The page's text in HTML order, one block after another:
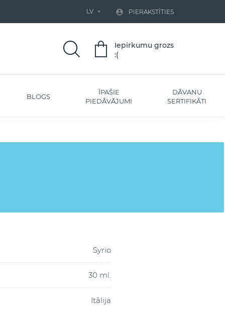
LV   PIERAKSTĪTIES
Iepirkumu grozs
:(
BLOGS
ĪPAŠIE
PIEDĀVĀJUMI
DĀVANU
SERTIFIKĀTI
Syrio
30 ml.
Itālija